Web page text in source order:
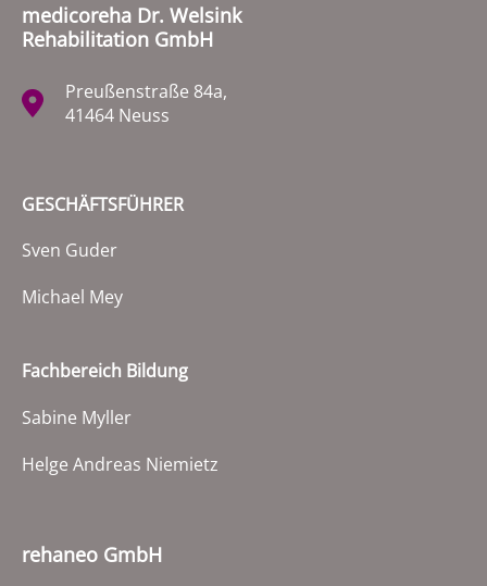
medicoreha Dr. Welsink
Rehabilitation GmbH
Preußenstraße 84a,
41464 Neuss
GESCHÄFTSFÜHRER
Sven Guder
Michael Mey
Fachbereich Bildung
Sabine Myller
Helge Andreas Niemietz
rehaneo GmbH